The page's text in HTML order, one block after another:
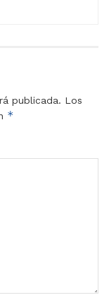
publicada. Los
*